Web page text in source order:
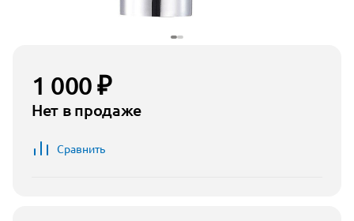
1 000 ₽
Нет в продаже
Сравнить